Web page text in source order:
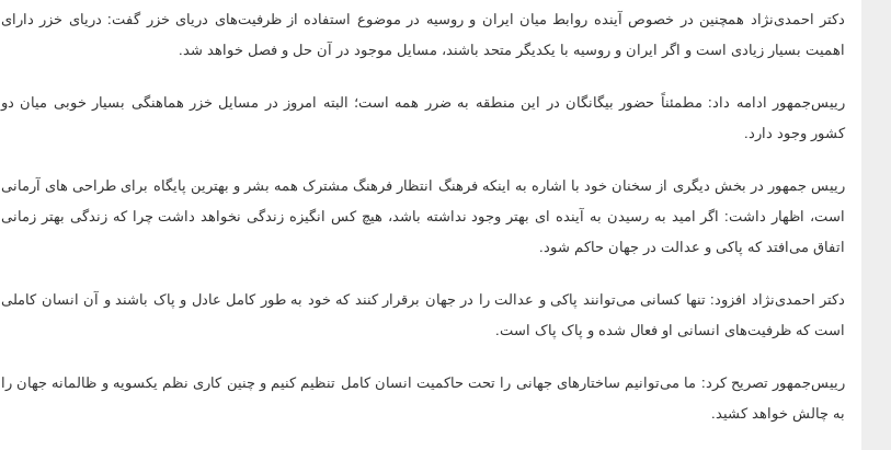
دکتر احمدی‌نژاد همچنین در خصوص آینده روابط میان ایران و روسیه در موضوع استفاده از ظرفیت‌های دریای خزر گفت: دریای خزر دارای
اهمیت بسیار زیادی است و اگر ایران و روسیه با یکدیگر متحد باشند، مسایل موجود در آن حل و فصل خواهد شد.
رییس‌جمهور ادامه داد: مطمئناً حضور بیگانگان در این منطقه به ضرر همه است؛ البته امروز در مسایل خزر هماهنگی بسیار خوبی میان دو
کشور وجود دارد.
رییس جمهور در بخش دیگری از سخنان خود با اشاره به اینکه فرهنگ انتظار فرهنگ مشترک همه بشر و بهترین پایگاه برای طراحی ‌های آرمانی
است، اظهار داشت: اگر امید به رسیدن به آینده ای بهتر وجود نداشته باشد، هیچ کس انگیزه زندگی نخواهد داشت چرا که زندگی بهتر زمانی
اتفاق می‌افتد که پاکی و عدالت در جهان حاکم شود.
دکتر احمدی‌نژاد افزود: تنها کسانی می‌توانند پاکی و عدالت را در جهان برقرار کنند که خود به طور کامل عادل و پاک باشند و آن انسان کاملی
است که ظرفیت‌های انسانی او فعال شده و پاک پاک است.
رییس‌جمهور تصریح کرد: ما می‌توانیم ساختارهای جهانی را تحت حاکمیت انسان کامل تنظیم کنیم و چنین کاری نظم یکسویه و ظالمانه جهان را
به چالش خواهد کشید.